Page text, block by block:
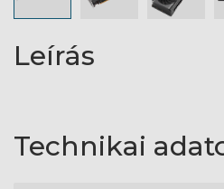
Leírás
Technikai